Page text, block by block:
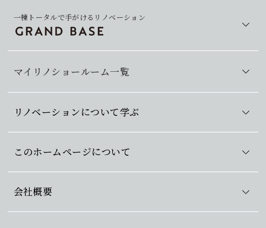
マイリノショールーム一覧
一棟トータルで手がけるリノベーション
リノベーションについて学ぶ
このホームページについて
会社概要